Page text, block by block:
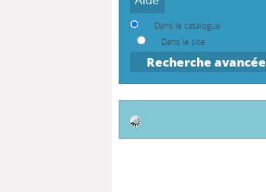
Dans le catalogue
Dans le site
Recherche avancée